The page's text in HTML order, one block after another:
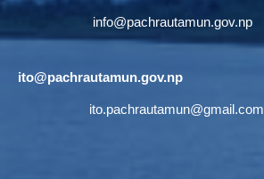
info@pachrautamun.gov.np
ito@pachrautamun.gov.np
ito.pachrautamun@gmail.com